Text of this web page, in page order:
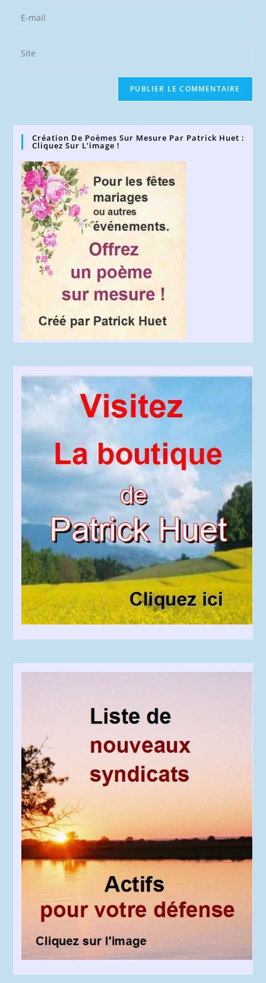
name
comment
Enter
your
email
address
Saisir
l’URL
Création De Poèmes Sur Mesure Par Patrick Huet :
Cliquez Sur L’image !